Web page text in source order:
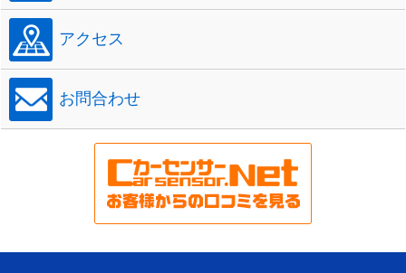
アクセス
お問合わせ